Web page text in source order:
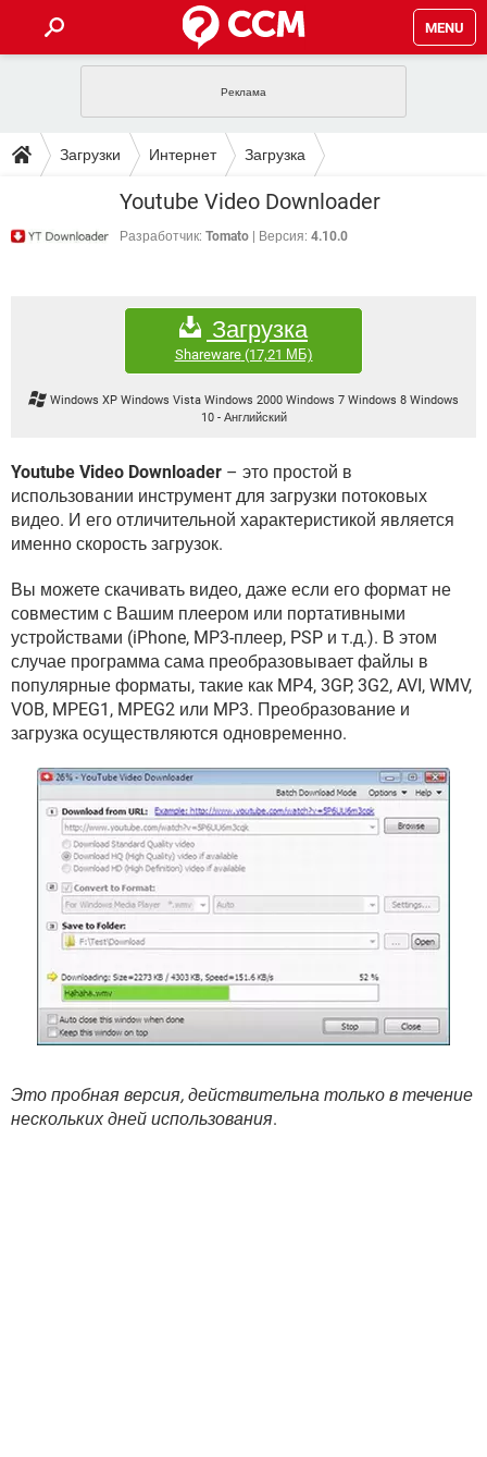
MENU
INSTAGRAM FACEBOOK
WINDOWS 10
ВКОНТАКТЕ ВИДЕО
ПОЛЕЗНЫЕ СОВЕТЫ
TIKTOK TELEGRAM
GOOGLE
TIKTOK TELEGRAM
ИГРЫ
ВКОНТАКТЕ
ФОРУМ
INSTAGRAM
ИГРЫ
WINDOWS 10 ВКОНТАКТЕ
YANDEX
ЭНЦИКЛОПЕДИЯ
TELEGRAM
ИГРЫ
ВИДЕО GOOGLE
YANDEX
Загрузки Интернет Загрузка
Youtube Video Downloader
Разработчик: Tomato Версия: 4.10.0
Загрузка
Shareware(17,21 МБ)
Windows XP Windows Vista Windows 2000 Windows 7 Windows 8 Windows
10 - Английский
Youtube Video Downloader – это простой в
использовании инструмент для загрузки потоковых
видео. И его отличительной характеристикой является
именно скорость загрузок.
Вы можете скачивать видео, даже если его формат не
совместим с Вашим плеером или портативными
устройствами (iPhone, MP3-плеер, PSP и т.д.). В этом
случае программа сама преобразовывает файлы в
популярные форматы, такие как MP4, 3GP, 3G2, AVI, WMV,
VOB, MPEG1, MPEG2 или MP3. Преобразование и
загрузка осуществляются одновременно.
Это пробная версия, действительна только в течение
нескольких дней использования.